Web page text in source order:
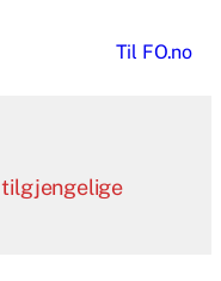
Til FO.no
tilgjengelige